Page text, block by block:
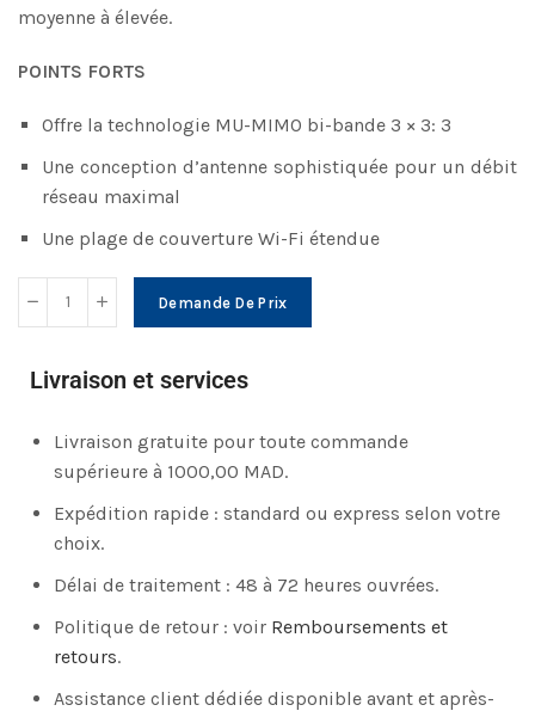
moyenne à élevée.
POINTS FORTS
Offre la technologie MU-MIMO bi-bande 3 × 3: 3
Une conception d’antenne sophistiquée pour un débit
réseau maximal
Une plage de couverture Wi-Fi étendue
Demande De Prix
Livraison et services
Livraison gratuite pour toute commande
supérieure à 1000,00 MAD.
Expédition rapide : standard ou express selon votre
choix.
Délai de traitement : 48 à 72 heures ouvrées.
Politique de retour : voir Remboursements et
retours.
Assistance client dédiée disponible avant et après-